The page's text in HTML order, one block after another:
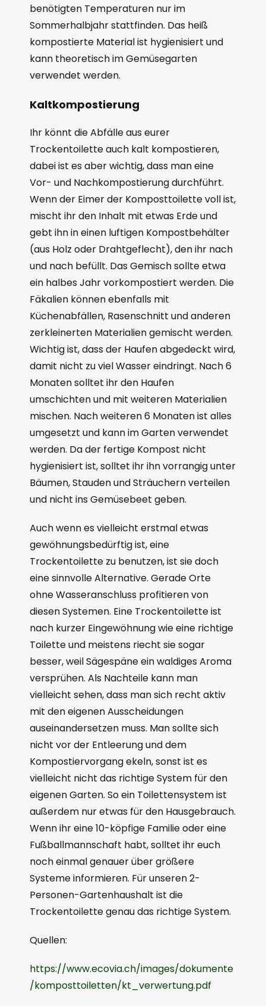
benötigten Temperaturen nur im
Sommerhalbjahr stattfinden. Das heiß
kompostierte Material ist hygienisiert und
kann theoretisch im Gemüsegarten
verwendet werden.
Kaltkompostierung
Ihr könnt die Abfälle aus eurer
Trockentoilette auch kalt kompostieren,
dabei ist es aber wichtig, dass man eine
Vor- und Nachkompostierung durchführt.
Wenn der Eimer der Komposttoilette voll ist,
mischt ihr den Inhalt mit etwas Erde und
gebt ihn in einen luftigen Kompostbehälter
(aus Holz oder Drahtgeflecht), den ihr nach
und nach befüllt. Das Gemisch sollte etwa
ein halbes Jahr vorkompostiert werden. Die
Fäkalien können ebenfalls mit
Küchenabfällen, Rasenschnitt und anderen
zerkleinerten Materialien gemischt werden.
Wichtig ist, dass der Haufen abgedeckt wird,
damit nicht zu viel Wasser eindringt. Nach 6
Monaten solltet ihr den Haufen
umschichten und mit weiteren Materialien
mischen. Nach weiteren 6 Monaten ist alles
umgesetzt und kann im Garten verwendet
werden. Da der fertige Kompost nicht
hygienisiert ist, solltet ihr ihn vorrangig unter
Bäumen, Stauden und Sträuchern verteilen
und nicht ins Gemüsebeet geben.
Auch wenn es vielleicht erstmal etwas
gewöhnungsbedürftig ist, eine
Trockentoilette zu benutzen, ist sie doch
eine sinnvolle Alternative. Gerade Orte
ohne Wasseranschluss profitieren von
diesen Systemen. Eine Trockentoilette ist
nach kurzer Eingewöhnung wie eine richtige
Toilette und meistens riecht sie sogar
besser, weil Sägespäne ein waldiges Aroma
versprühen. Als Nachteile kann man
vielleicht sehen, dass man sich recht aktiv
mit den eigenen Ausscheidungen
auseinandersetzen muss. Man sollte sich
nicht vor der Entleerung und dem
Kompostiervorgang ekeln, sonst ist es
vielleicht nicht das richtige System für den
eigenen Garten. So ein Toilettensystem ist
außerdem nur etwas für den Hausgebrauch.
Wenn ihr eine 10-köpfige Familie oder eine
Fußballmannschaft habt, solltet ihr euch
noch einmal genauer über größere
Systeme informieren. Für unseren 2-
Personen-Gartenhaushalt ist die
Trockentoilette genau das richtige System.
Quellen:
https://www.ecovia.ch/images/dokumente
/komposttoiletten/kt_verwertung.pdf